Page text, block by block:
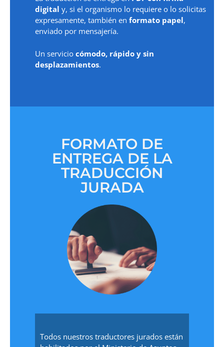
digital y, si el organismo lo requiere o lo solicitas
expresamente, también en formato papel,
enviado por mensajería.
Un servicio cómodo, rápido y sin
desplazamientos.
FORMATO DE
ENTREGA DE LA
TRADUCCIÓN
JURADA
Todos nuestros traductores jurados están